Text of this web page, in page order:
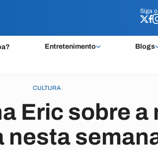
Siga o
Entretenimento Blogs
Siga o
CULTURA
Eric sobre a
nesta